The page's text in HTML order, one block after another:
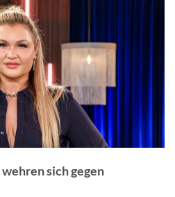
sich gegen